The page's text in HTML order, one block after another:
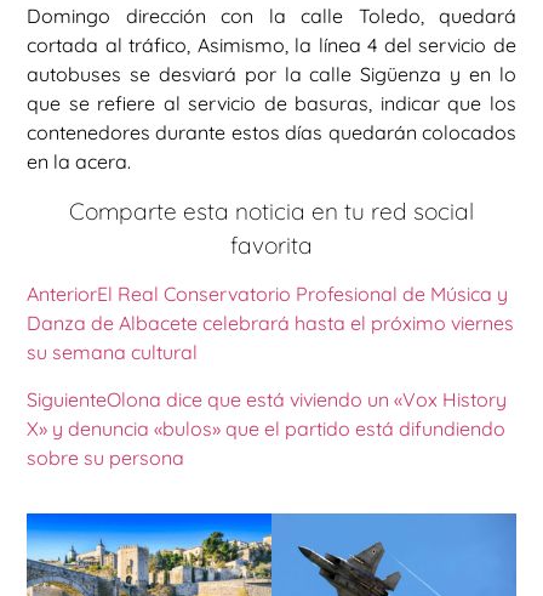
Domingo dirección con la calle Toledo, quedará
cortada al tráfico, Asimismo, la línea 4 del servicio de
autobuses se desviará por la calle Sigüenza y en lo
que se refiere al servicio de basuras, indicar que los
contenedores durante estos días quedarán colocados
en la acera.
Comparte esta noticia en tu red social
favorita
AnteriorEl Real Conservatorio Profesional de Música y
Danza de Albacete celebrará hasta el próximo viernes
su semana cultural
SiguienteOlona dice que está viviendo un «Vox History
X» y denuncia «bulos» que el partido está difundiendo
sobre su persona